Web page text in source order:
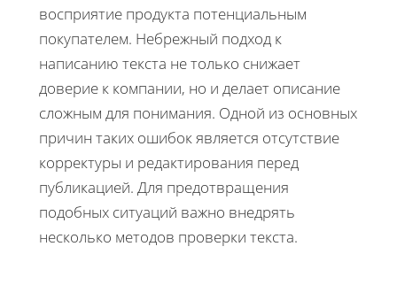
восприятие продукта потенциальным
покупателем. Небрежный подход к
написанию текста не только снижает
доверие к компании, но и делает описание
сложным для понимания. Одной из основных
причин таких ошибок является отсутствие
корректуры и редактирования перед
публикацией. Для предотвращения
подобных ситуаций важно внедрять
несколько методов проверки текста.